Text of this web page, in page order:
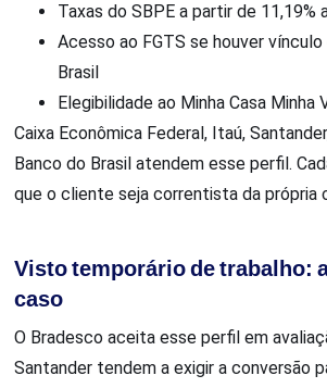
Taxas do SBPE a partir de 11,19%
Acesso ao FGTS se houver
Brasil
Elegibilidade ao Minha Casa Minha
Caixa Econômica Federal, Itaú,
Banco do Brasil atendem esse perfil.
que o cliente seja correntista da própria
Visto temporário de trabalho:
caso
O Bradesco aceita esse perfil em
Santander tendem a exigir a conversão